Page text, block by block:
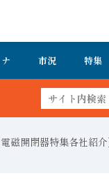
市況 特集
磁開閉器特集各社紹